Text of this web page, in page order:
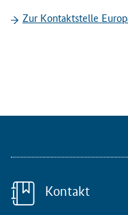
S
e
e
2
4
k
Zur Kontaktstelle
Kontakt